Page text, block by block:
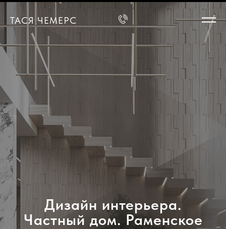
ТАСЯ ЧЕМЕРС
Дизайн интерьера.
Частный дом. Раменское